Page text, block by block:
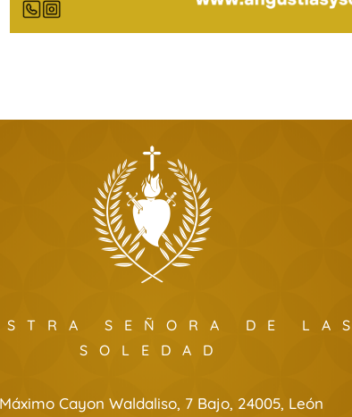
SEÑORA DE
SOLEDAD
Cayon Waldaliso, 7 Bajo, 24005, León